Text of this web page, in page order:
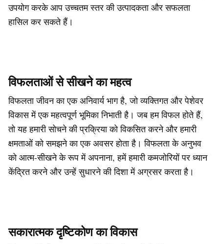
उपयोग करके आप उच्चतम स्तर की उत्पादकता और सफलता
हासिल कर सकते हैं।
विफलताओं से सीखने का महत्व
विफलता जीवन का एक अनिवार्य भाग है, जो व्यक्तिगत और पेशेवर
विकास में एक महत्वपूर्ण भूमिका निभाती है। जब हम विफल होते हैं,
तो यह हमारी सोचने की प्रक्रिया को विकसित करने और हमारी
क्षमताओं को समझने का एक अवसर होता है। विफलता के अनुभव
को आत्म-सीखने के रूप में अपनाना, हमें हमारी कमजोरियों पर ध्यान
केंद्रित करने और उन्हें सुधारने की दिशा में अग्रसर करता है।
सकारात्मक दृष्टिकोण का विकास